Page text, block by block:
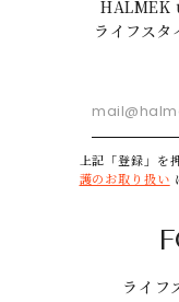
HALMEK
ライフス
上記「登録」を
護のお取り扱い
ライフ